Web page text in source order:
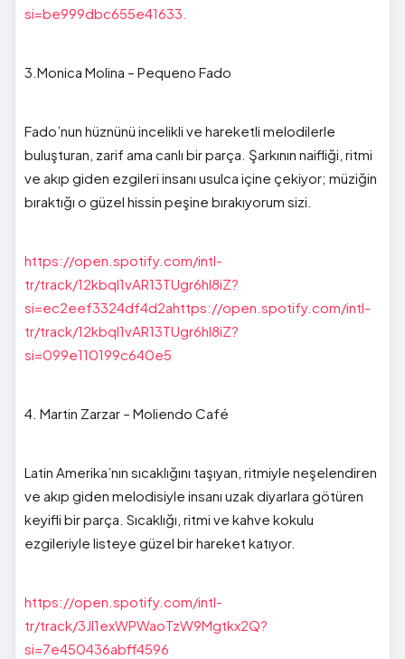
si=be999dbc655e41633.
3.Monica Molina – Pequeno Fado
Fado’nun hüznünü incelikli ve hareketli melodilerle
buluşturan, zarif ama canlı bir parça. Şarkının naifliği, ritmi
ve akıp giden ezgileri insanı usulca içine çekiyor; müziğin
bıraktığı o güzel hissin peşine bırakıyorum sizi.
https://open.spotify.com/intl-
tr/track/12kbql1vAR13TUgr6hl8iZ?
si=ec2eef3324df4d2ahttps://open.spotify.com/intl-
tr/track/12kbql1vAR13TUgr6hl8iZ?
si=099e110199c640e5
4. Martin Zarzar – Moliendo Café
Latin Amerika’nın sıcaklığını taşıyan, ritmiyle neşelendiren
ve akıp giden melodisiyle insanı uzak diyarlara götüren
keyifli bir parça. Sıcaklığı, ritmi ve kahve kokulu
ezgileriyle listeye güzel bir hareket katıyor.
https://open.spotify.com/intl-
tr/track/3JI1exWPWaoTzW9Mgtkx2Q?
si=7e450436abff4596